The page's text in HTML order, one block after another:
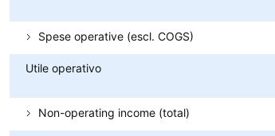
Spese operative (escl. COGS)
Utile operativo
Non-operating income (total)